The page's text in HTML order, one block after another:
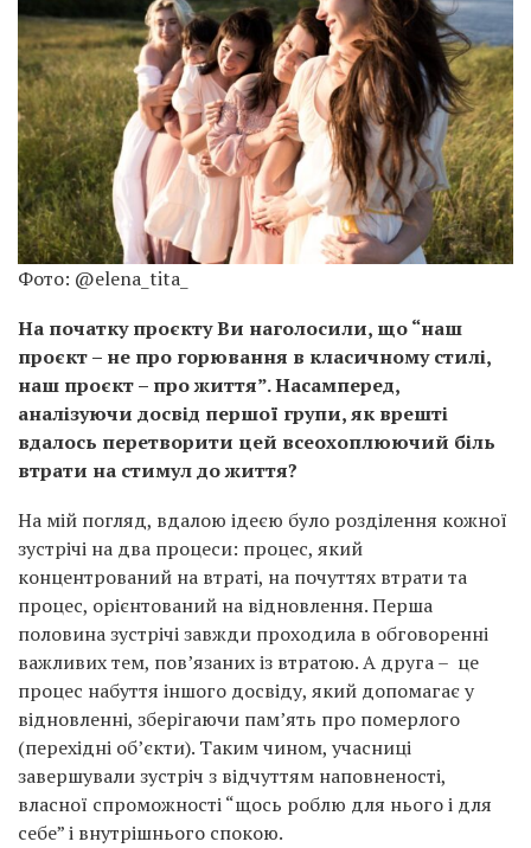
Фото: @elena_tita_
На початку проєкту Ви наголосили, що “наш
проєкт – не про горювання в класичному стилі,
наш проєкт – про життя”. Насамперед,
аналізуючи досвід першої групи, як врешті
вдалось перетворити цей всеохоплюючий біль
втрати на стимул до життя?
На мій погляд, вдалою ідеєю було розділення кожної
зустрічі на два процеси: процес, який
концентрований на втраті, на почуттях втрати та
процес, орієнтований на відновлення. Перша
половина зустрічі завжди проходила в обговоренні
важливих тем, пов’язаних із втратою. А друга – це
процес набуття іншого досвіду, який допомагає у
відновленні, зберігаючи пам’ять про померлого
(перехідні об’єкти). Таким чином, учасниці
завершували зустріч з відчуттям наповненості,
власної спроможності “щось роблю для нього і для
себе” і внутрішнього спокою.